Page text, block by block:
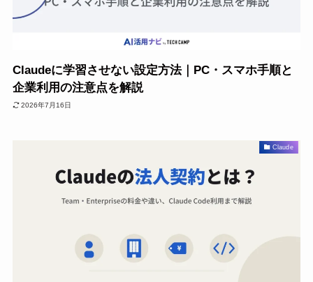
Claudeに学習させない設定方法｜PC・スマホ手順と
企業利用の注意点を解説
2026年7月16日
Claude